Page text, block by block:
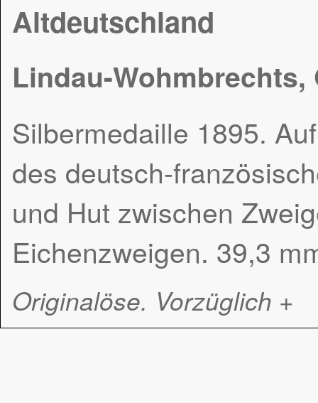
Altdeutschland
Lindau-Wohmbrechts,
Silbermedaille 1895.
des deutsch-
und Hut zwischen
Eichenzweigen. 39,3
Originalöse. Vorzüglich +